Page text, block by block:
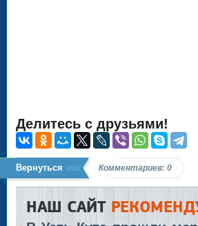
Делитесь с друзьями!
Вернуться Комментариев: 0
НАШ САЙТ